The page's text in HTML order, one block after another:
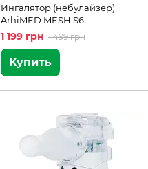
Ингалятор (небулайзер)
ArhiMED MESH S6
1 199 грн 1 499 грн
Купить